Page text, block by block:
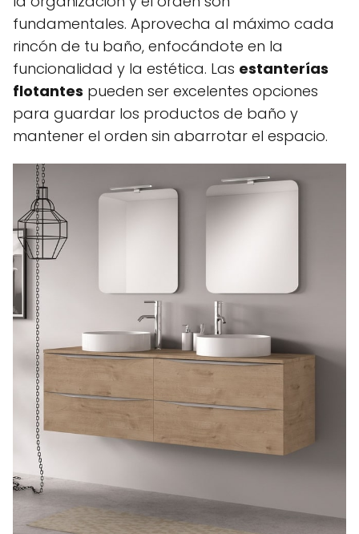
fundamentales. Aprovecha al máximo cada
rincón de tu baño, enfocándote en la
funcionalidad y la estética. Las estanterías
flotantes pueden ser excelentes opciones
para guardar los productos de baño y
mantener el orden sin abarrotar el espacio.